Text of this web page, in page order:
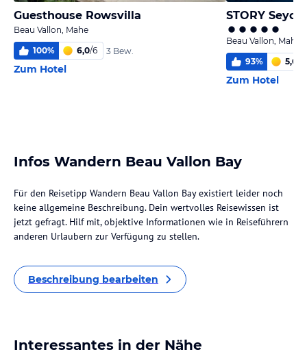
Guesthouse Rowsvilla
Beau Vallon, Mahe
100% 6,0/6 3 Bew.
Zum Hotel
STORY
Beau Vallon, Mahe
93% 5,6
Zum Hotel
Infos Wandern Beau Vallon Bay
Für den Reisetipp Wandern Beau Vallon Bay existiert leider noch
keine allgemeine Beschreibung. Dein wertvolles Reisewissen ist
jetzt gefragt. Hilf mit, objektive Informationen wie in Reiseführern
anderen Urlaubern zur Verfügung zu stellen.
Beschreibung bearbeiten
Interessantes in der Nähe